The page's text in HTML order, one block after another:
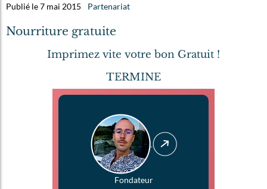
Publié le 7 mai 2015 Partenariat
Nourriture gratuite
Imprimez vite votre bon Gratuit !
TERMINE
Fondateur